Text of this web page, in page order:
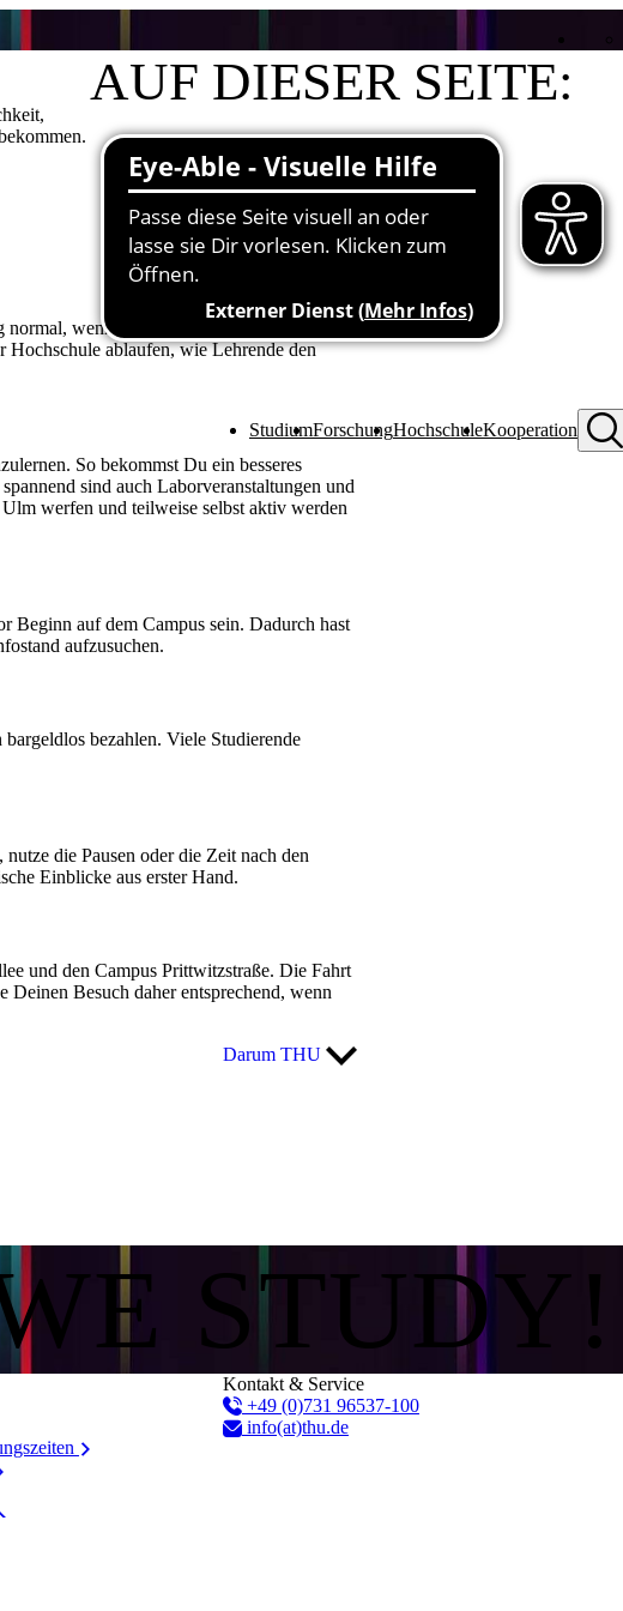
StudiumForschungHochschuleKooperation
AUF DIESER SEITE:
Tipps & Hinweise
Kontakt
wenn Du nicht jeden Inhalt sofort
Hochschule ablaufen, wie Lehrende den
So bekommst Du ein besseres
sind auch Laborveranstaltungen und
werfen und teilweise selbst aktiv werden
Beginn auf dem Campus sein. Dadurch hast
aufzusuchen.
bezahlen. Viele Studierende
die Pausen oder die Zeit nach den
Einblicke aus erster Hand.
und den Campus Prittwitzstraße. Die Fahrt
Besuch daher entsprechend, wenn
Darum THU
STUDY!
Kontakt & Service
+49 (0)731 96537-100
info(at)thu.de